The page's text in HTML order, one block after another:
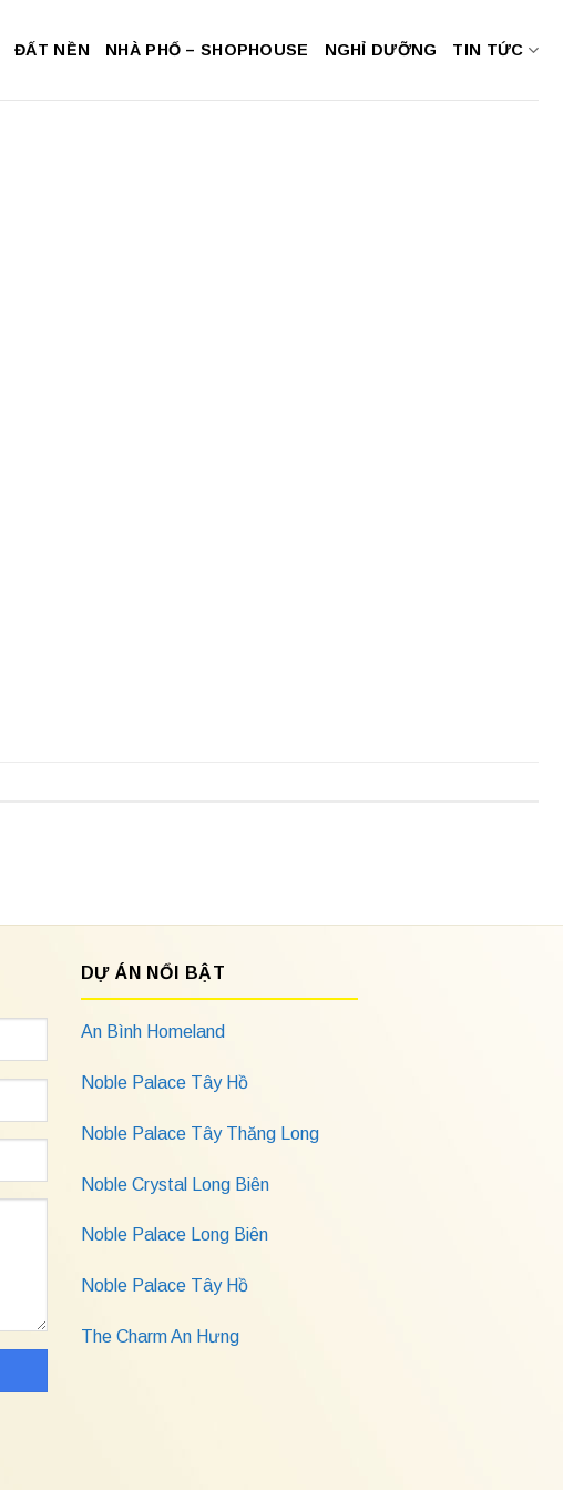
ĐẤT NỀN NHÀ PHỐ – SHOPHOUSE NGHỈ DƯỠNG TIN TỨC
DỰ ÁN NỔI BẬT
An Bình Homeland
Noble Palace Tây Hồ
Noble Palace Tây Thăng Long
Noble Crystal Long Biên
Noble Palace Long Biên
Noble Palace Tây Hồ
The Charm An Hưng